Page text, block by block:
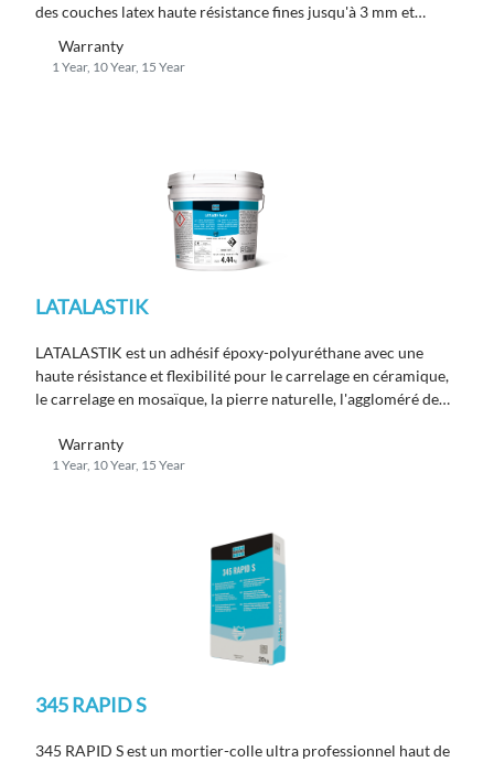
des couches latex haute résistance fines jusqu'à 3 mm et
12004 C2 TE S1.
Warranty
1 Year, 10 Year, 15 Year
LATALASTIK
LATALASTIK est un adhésif époxy-polyuréthane avec une
haute résistance et flexibilité pour le carrelage en céramique,
le carrelage en mosaïque, la pierre naturelle, l'aggloméré de
norme EN 12004 R2 T.
Warranty
1 Year, 10 Year, 15 Year
345 RAPID S
345 RAPID S est un mortier-colle ultra professionnel haut de